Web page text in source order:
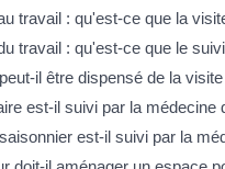
travail : qu'est-ce que la
travail : qu'est-ce que le
il être dispensé de la
est-il suivi par la médecine
est-il suivi par la